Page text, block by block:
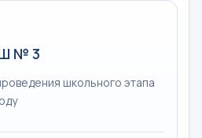
№ 3
школьного этапа